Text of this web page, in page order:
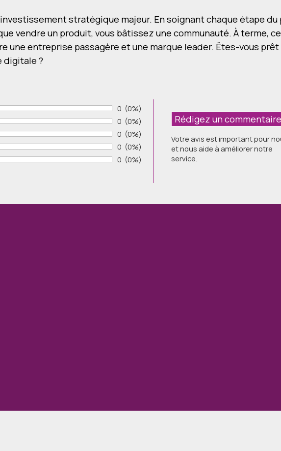
stratégique majeur. En soignant chaque étape du
vendre un produit, vous bâtissez une communauté. À terme,
entreprise passagère et une marque leader. Êtes-vous prêt
digitale ?
Nombre de votes :
0 Pourcentage des évaluations:
(0%)
Nombre de votes :
0 Pourcentage des évaluations:
(0%)
Nombre de votes :
0 Pourcentage des évaluations:
(0%)
Nombre de votes :
0 Pourcentage des évaluations:
(0%)
Nombre de votes :
0 Pourcentage des évaluations:
(0%)
Votre avis est important pour
et nous aide à améliorer notre
service.